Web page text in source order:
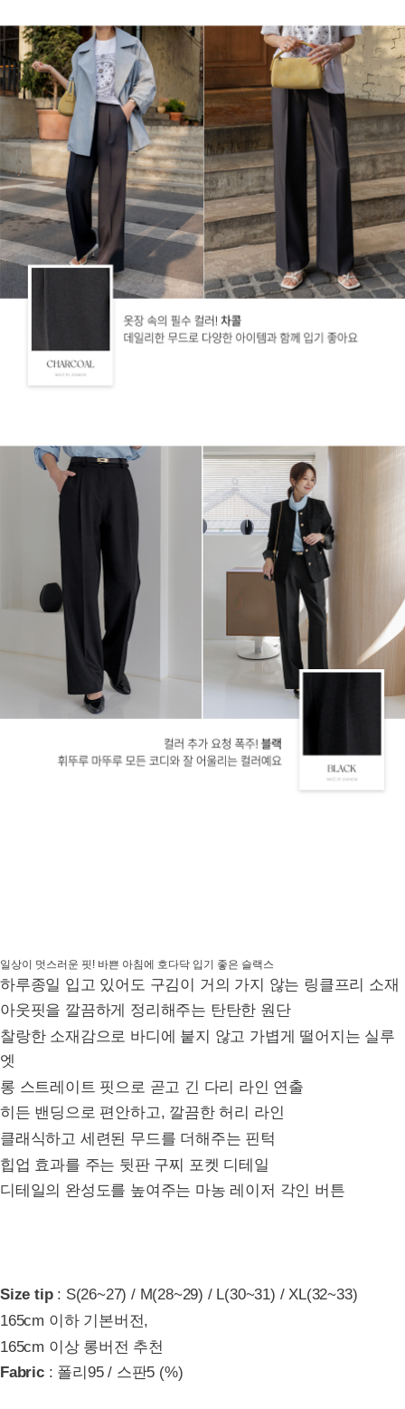
일상이 멋스러운 핏! 바쁜 아침에 호다닥 입기 좋은 슬랙스
하루종일 입고 있어도 구김이 거의 가지 않는 링클프리 소재
아웃핏을 깔끔하게 정리해주는 탄탄한 원단
찰랑한 소재감으로 바디에 붙지 않고 가볍게 떨어지는 실루
엣
롱 스트레이트 핏으로 곧고 긴 다리 라인 연출
히든 밴딩으로 편안하고, 깔끔한 허리 라인
클래식하고 세련된 무드를 더해주는 핀턱
힙업 효과를 주는 뒷판 구찌 포켓 디테일
디테일의 완성도를 높여주는 마농 레이저 각인 버튼
Size tip: S(26~27) / M(28~29) / L(30~31) / XL(32~33)
165cm 이하 기본버전,
165cm 이상 롱버전 추천
Fabric: 폴리95 / 스판5 (%)